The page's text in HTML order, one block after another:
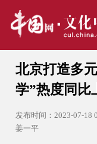
北京打造多
学”热度同比
发布时间：2023-07-18
姜一平